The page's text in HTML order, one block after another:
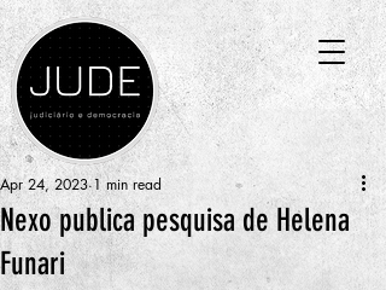
Nexo publica pesquisa de Helena
Funari
Apr 24, 2023 1 min read